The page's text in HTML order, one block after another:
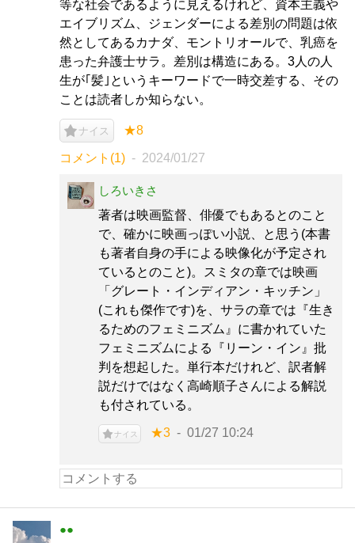
等な社会であるように見えるけれど、資本主義や
エイブリズム、ジェンダーによる差別の問題は依
然としてあるカナダ、モントリオールで、乳癌を
患った弁護士サラ。差別は構造にある。3人の人
生が｢髪｣というキーワードで一時交差する、その
ことは読者しか知らない。
ナイス ★8
コメント(1) 2024/01/27
しろいきさ
著者は映画監督、俳優でもあるとのこと
で、確かに映画っぽい小説、と思う(本書
も著者自身の手による映像化が予定され
ているとのこと)。スミタの章では映画
「グレート・インディアン・キッチン」
(これも傑作です)を、サラの章では『生き
るためのフェミニズム』に書かれていた
フェミニズムによる『リーン・イン』批
判を想起した。単行本だけれど、訳者解
説だけではなく高崎順子さんによる解説
も付されている。
ナイス ★3 01/27 10:24
●●